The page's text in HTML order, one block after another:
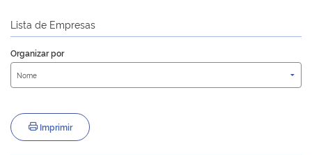
Lista de Empresas
Organizar por
Imprimir